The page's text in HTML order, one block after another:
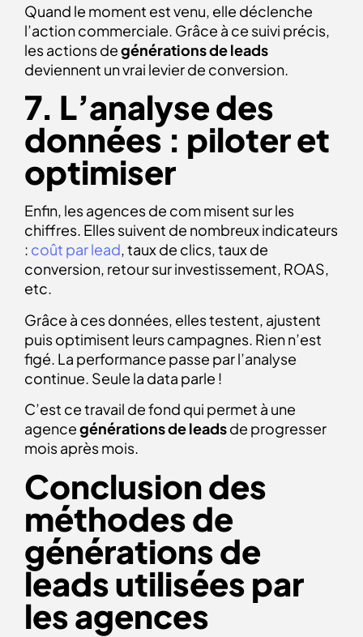
Quand le moment est venu, elle déclenche
l’action commerciale. Grâce à ce suivi précis,
les actions degénérations de leads
deviennent un vrai levier de conversion.
7. L’analyse des
données : piloter et
optimiser
Enfin, les agences de com misent sur les
chiffres. Elles suivent de nombreux indicateurs
: coût par lead, taux de clics, taux de
conversion, retour sur investissement, ROAS,
etc.
Grâce à ces données, elles testent, ajustent
puis optimisent leurs campagnes. Rien n’est
figé. La performance passe par l’analyse
continue. Seule la data parle !
C’est ce travail de fond qui permet à une
agencegénérations de leadsde progresser
mois après mois.
Conclusion des
méthodes de
générations de
leads utilisées par
les agences